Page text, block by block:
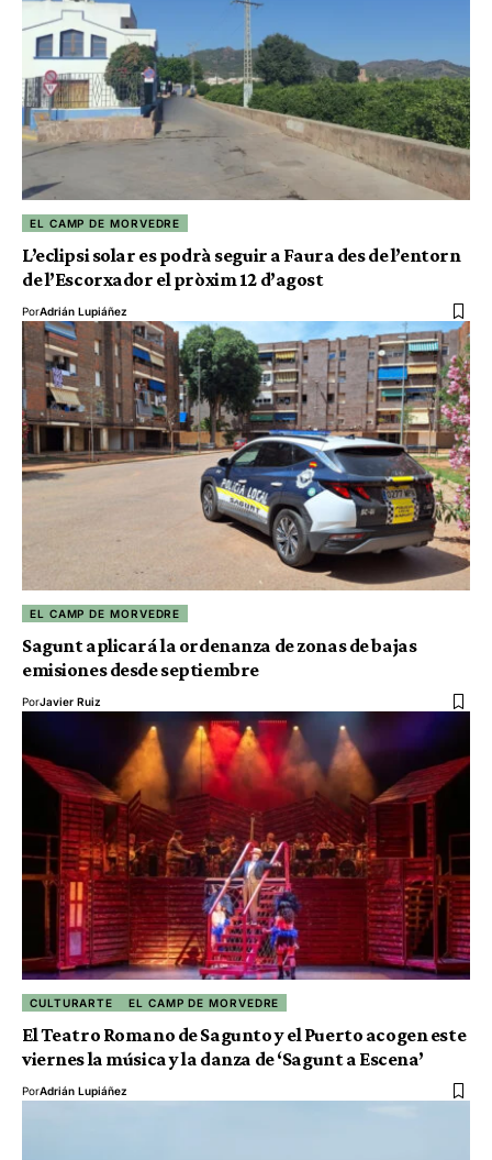
EL CAMP DE MORVEDRE
L’eclipsi solar es podrà seguir a Faura des de l’entorn
de l’Escorxador el pròxim 12 d’agost
PorAdrián Lupiáñez
EL CAMP DE MORVEDRE
Sagunt aplicará la ordenanza de zonas de bajas
emisiones desde septiembre
PorJavier Ruiz
CULTURARTE EL CAMP DE MORVEDRE
El Teatro Romano de Sagunto y el Puerto acogen este
viernes la música y la danza de ‘Sagunt a Escena’
PorAdrián Lupiáñez